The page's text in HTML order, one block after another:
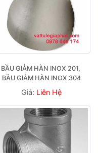
BẦU GIẢM HÀN INOX 201,
BẦU GIẢM HÀN INOX 304
Giá: Liên Hệ